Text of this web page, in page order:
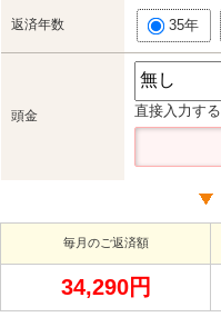
返済年数 35年
頭金 直接入力する
毎月のご返済額
34,290円